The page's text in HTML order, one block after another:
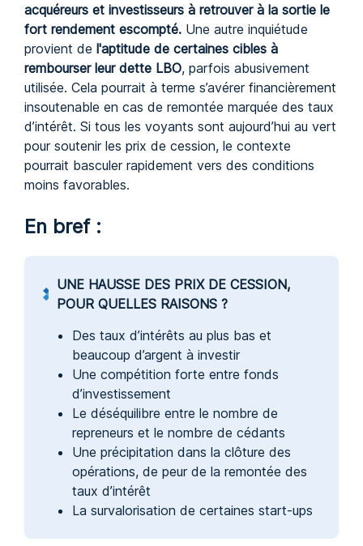
acquéreurs et investisseurs à retrouver à la sortie le
fort rendement escompté. Une autre inquiétude
provient de l'aptitude de certaines cibles à
rembourser leur dette LBO, parfois abusivement
utilisée. Cela pourrait à terme s’avérer financièrement
insoutenable en cas de remontée marquée des taux
d’intérêt. Si tous les voyants sont aujourd’hui au vert
pour soutenir les prix de cession, le contexte
pourrait basculer rapidement vers des conditions
moins favorables.
En bref :
UNE HAUSSE DES PRIX DE CESSION,
POUR QUELLES RAISONS ?
Des taux d’intérêts au plus bas et
beaucoup d’argent à investir
Une compétition forte entre fonds
d’investissement
Le déséquilibre entre le nombre de
repreneurs et le nombre de cédants
Une précipitation dans la clôture des
opérations, de peur de la remontée des
taux d’intérêt
La survalorisation de certaines start-ups